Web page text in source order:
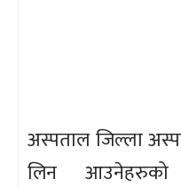
अस्पताल जिल्ला
लिन